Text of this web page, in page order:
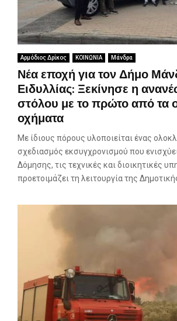
Αρμόδιος Δρίκος ΚΟΙΝΩΝΙΑ Μάνδρα
Νέα εποχή για τον Δήμο
Ειδυλλίας: Ξεκίνησε η
στόλου με το πρώτο από τα
οχήματα
Με ίδιους πόρους υλοποιείται ένας
σχεδιασμός εκσυγχρονισμού που
Δόμησης, τις τεχνικές και διοικητικές
προετοιμάζει τη λειτουργία της